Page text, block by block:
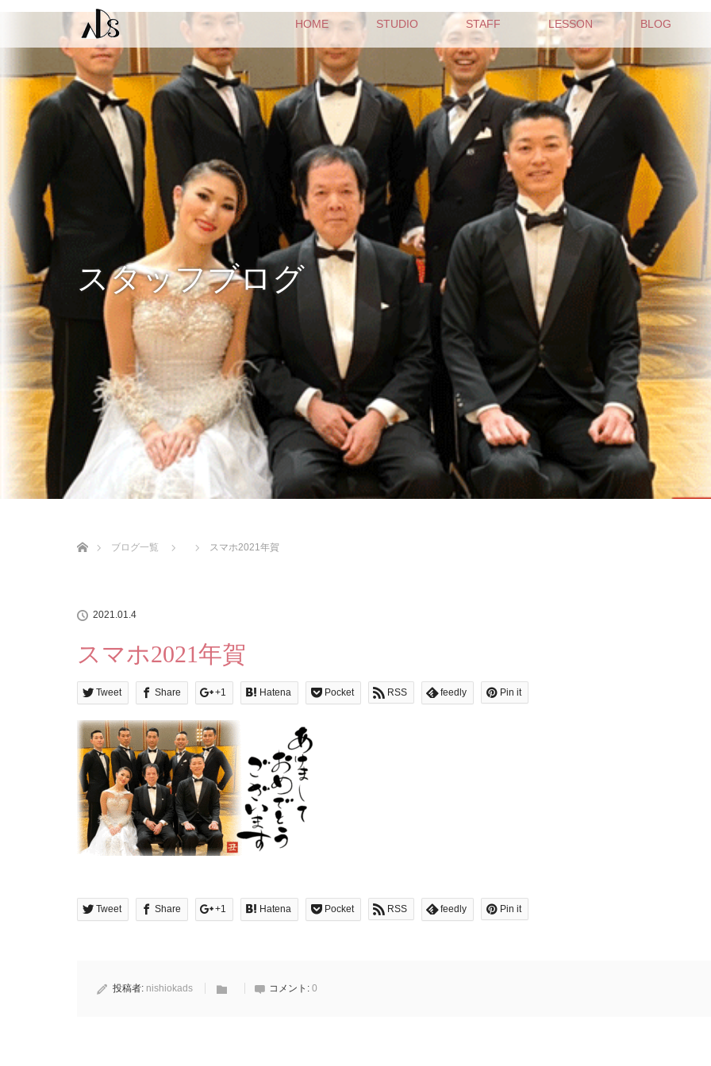
HOME STUDIO STAFF LESSON BLOG
スタッフブログ
ブログ一覧
スマホ2021年賀
2021.01.4
スマホ2021年賀
Tweet Share +1 Hatena Pocket RSS feedly Pin it
Tweet Share +1 Hatena Pocket RSS feedly Pin it
投稿者: nishiokads コメント: 0